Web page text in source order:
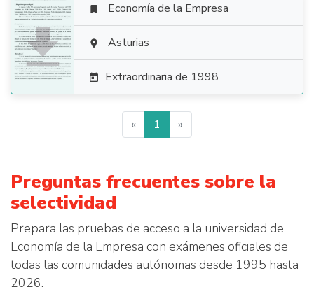

 Economía de la Empresa
 Asturias
 Extraordinaria de 1998
« 1 »
Preguntas frecuentes sobre la
selectividad
Prepara las pruebas de acceso a la universidad de
Economía de la Empresa con exámenes oficiales de
todas las comunidades autónomas desde 1995 hasta
2026.